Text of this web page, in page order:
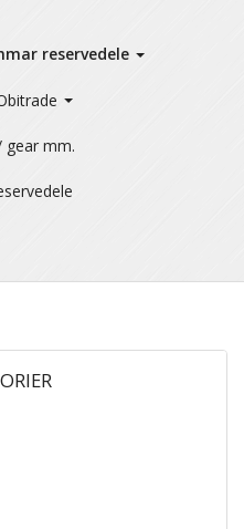
reservedele
mm.